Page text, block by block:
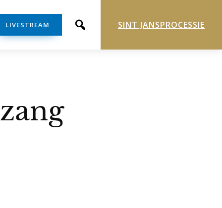
LIVESTREAM SINT JANSPROCESSIE